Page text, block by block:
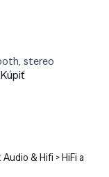
stereo
Kúpiť
Audio & Hifi > HiFi a